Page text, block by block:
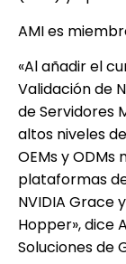
AMI es
«Al añadir el
Validación de
de Servidores
altos niveles
OEMs y
plataformas
NVIDIA Grace
Hopper», dice
Soluciones de